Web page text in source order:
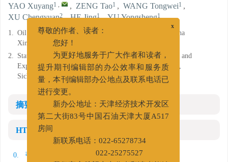
YAO Xuyang1 , , ZENG Tao1 , WANG Tongwei1 ,
XU Chengyuan2 , HE Jing1 , YU Yongsheng1
1. Oil Production Technology Research Institute, PetroChina
Xinjiang Oilfield Company, Karamay, Xinjiang 834000
2. State Key Laboratory of Oil and Gas Reservoir Geology and
Exploitation, Southwest Petroleum University, Chengdu,
Sichuan 610500
摘要
HTML全文
0. 引言
尊敬的作者、读者：
您好！
为更好地服务于广大作者和读者，
提升期刊编辑部的办公效率和服务质
量，本刊编辑部办公地点及联系电话已
进行变更。
新办公地址：天津经济技术开发区
第二大街83号中国石油天津大厦A517
房间
新联系电话：022-65278734
022-25275527